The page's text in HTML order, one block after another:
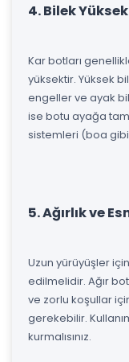
4. Bilek
Kar botları
yüksektir. Yüksek
engeller ve ayak
ise botu ayağa
sistemleri (boa
5. Ağırlık ve
Uzun yürüyüşler
edilmelidir. Ağır
ve zorlu koşullar
gerekebilir.
kurmalısınız.